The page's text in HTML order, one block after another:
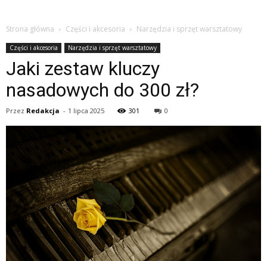
Strona główna Części i akcesoria Narzędzia i sprzęt warsztatowy
Części i akcesoria Narzędzia i sprzęt warsztatowy
Jaki zestaw kluczy
nasadowych do 300 zł?
Przez Redakcja - 1 lipca 2025 301 0